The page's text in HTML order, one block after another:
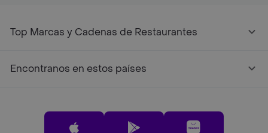
Top Marcas y Cadenas de Restaurantes
Encontranos en estos países